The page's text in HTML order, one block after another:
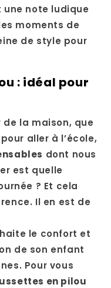
note ludique
moments de
de style pour
: idéal pour
la maison, que
aller à l’école,
dont nous
est quelle
? Et cela
Il en est de
le confort et
de son enfant
Pour vous
en pilou